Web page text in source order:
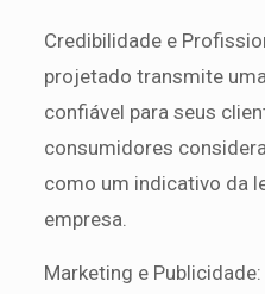
Credibilidade e
projetado transmite
confiável para seus
consumidores
como um indicativo da
empresa.
Marketing e